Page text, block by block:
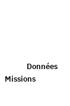
Données
Missions